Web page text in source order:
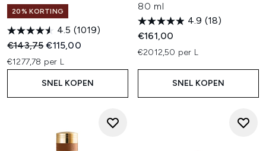
20% KORTING
4.5 (1019)
Recommended Retail Price:
€143,75Huidige prijs:
€115,00
€1277,78 per L
SNEL KOPEN
80 ml
4.9 (18)
€161,00
€2012,50 per L
SNEL KOPEN